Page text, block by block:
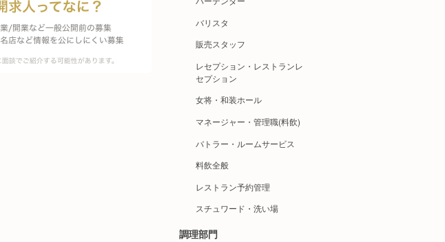
バリスタ
販売スタッフ
レセプション・レストランレ
セプション
女将・和装ホール
マネージャー・管理職(料飲)
バトラー・ルームサービス
料飲全般
レストラン予約管理
スチュワード・洗い場
調理部門